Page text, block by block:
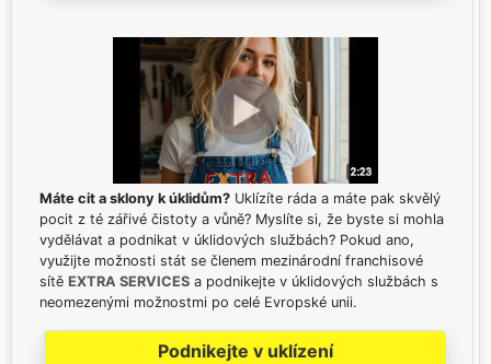
Máte cit a sklony k úklidům? Uklízíte ráda a máte pak skvělý
pocit z té zářivé čistoty a vůně? Myslíte si, že byste si mohla
vydělávat a podnikat v úklidových službách? Pokud ano,
využijte možnosti stát se členem mezinárodní franchisové
sítě EXTRA SERVICES a podnikejte v úklidových službách s
neomezenými možnostmi po celé Evropské unii.
Podnikejte v uklízení